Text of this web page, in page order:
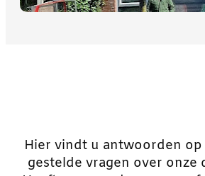
Hier vindt u antwoorden op
gestelde vragen over onze